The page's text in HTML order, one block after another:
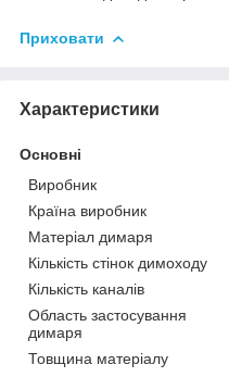
Приховати
Характеристики
Основні
Виробник
Країна виробник
Матеріал димаря
Кількість стінок димоходу
Кількість каналів
Область застосування
димаря
Товщина матеріалу